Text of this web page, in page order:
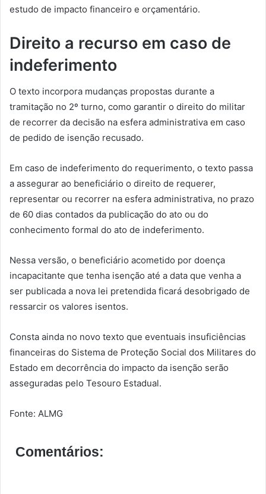
estudo de impacto financeiro e orçamentário.
Direito a recurso em caso de
indeferimento
O texto incorpora mudanças propostas durante a
tramitação no 2º turno, como garantir o direito do militar
de recorrer da decisão na esfera administrativa em caso
de pedido de isenção recusado.
Em caso de indeferimento do requerimento, o texto passa
a assegurar ao beneficiário o direito de requerer,
representar ou recorrer na esfera administrativa, no prazo
de 60 dias contados da publicação do ato ou do
conhecimento formal do ato de indeferimento.
Nessa versão, o beneficiário acometido por doença
incapacitante que tenha isenção até a data que venha a
ser publicada a nova lei pretendida ficará desobrigado de
ressarcir os valores isentos.
Consta ainda no novo texto que eventuais insuficiências
financeiras do Sistema de Proteção Social dos Militares do
Estado em decorrência do impacto da isenção serão
asseguradas pelo Tesouro Estadual.
Fonte: ALMG
Comentários: